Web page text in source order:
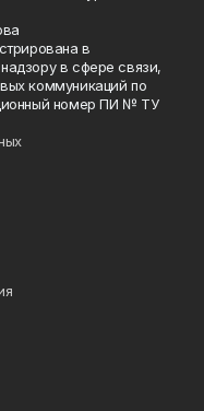
в
в сфере связи,
коммуникаций по
номер ПИ № ТУ